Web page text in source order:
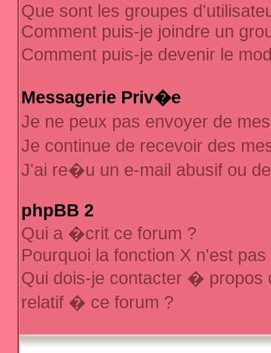
Que sont les groupes
Comment puis-je joindre un
Comment puis-je devenir le
Messagerie Priv�e
Je ne peux pas envoyer de
Je continue de recevoir des
J'ai re�u un e-mail abusif ou
phpBB 2
Qui a �crit ce forum ?
Pourquoi la fonction X n'est
Qui dois-je contacter �
relatif � ce forum ?